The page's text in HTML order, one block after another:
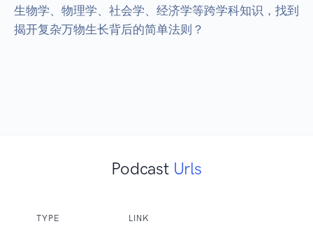
生物学、物理学、社会学、经济学等跨学科知识，找到
揭开复杂万物生长背后的简单法则？
Podcast Urls
TYPE LINK